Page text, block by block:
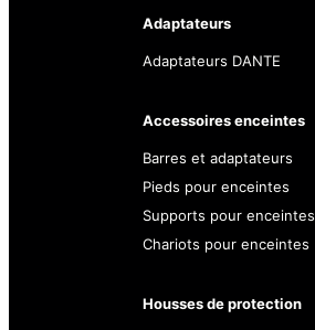
Adaptateurs
Adaptateurs DANTE
Accessoires enceintes
Barres et adaptateurs
Pieds pour enceintes
Supports pour enceintes
Chariots pour enceintes
Housses de protection